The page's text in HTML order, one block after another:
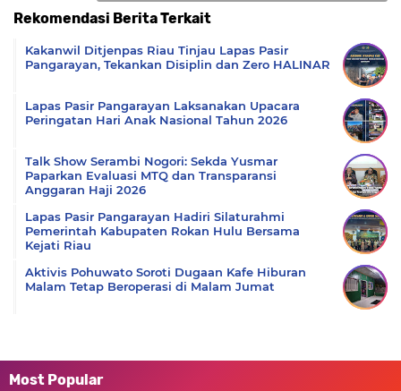
Rekomendasi Berita Terkait
Kakanwil Ditjenpas Riau Tinjau Lapas Pasir
Pangarayan, Tekankan Disiplin dan Zero HALINAR
Lapas Pasir Pangarayan Laksanakan Upacara
Peringatan Hari Anak Nasional Tahun 2026
Talk Show Serambi Nogori: Sekda Yusmar
Paparkan Evaluasi MTQ dan Transparansi
Anggaran Haji 2026
Lapas Pasir Pangarayan Hadiri Silaturahmi
Pemerintah Kabupaten Rokan Hulu Bersama
Kejati Riau
Aktivis Pohuwato Soroti Dugaan Kafe Hiburan
Malam Tetap Beroperasi di Malam Jumat
Most Popular